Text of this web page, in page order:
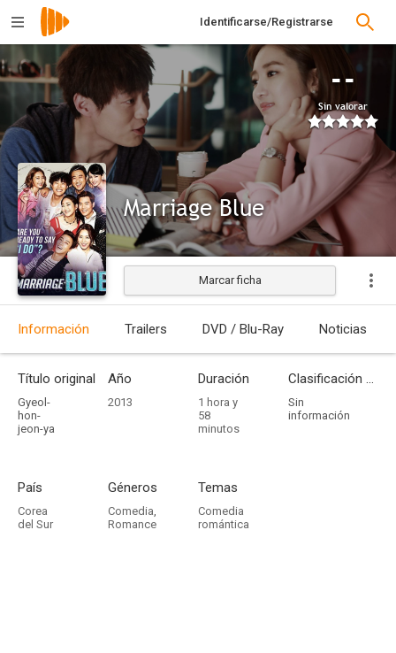
Identificarse/Registrarse
--
Sin valorar
Marriage Blue
Estrenada
Marcar ficha
Información Trailers DVD / Blu-Ray Noticias
Título original
Gyeol-
hon-
jeon-ya
Año
2013
Duración
1 hora y
58
minutos
Clasificación por edades
Sin
información
País
Corea
del Sur
Géneros
Comedia,
Romance
Temas
Comedia
romántica